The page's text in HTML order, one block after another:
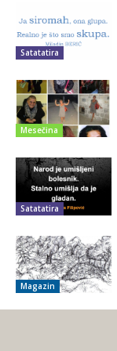
Satatatira
Mesečina
Satatatira
Magazin